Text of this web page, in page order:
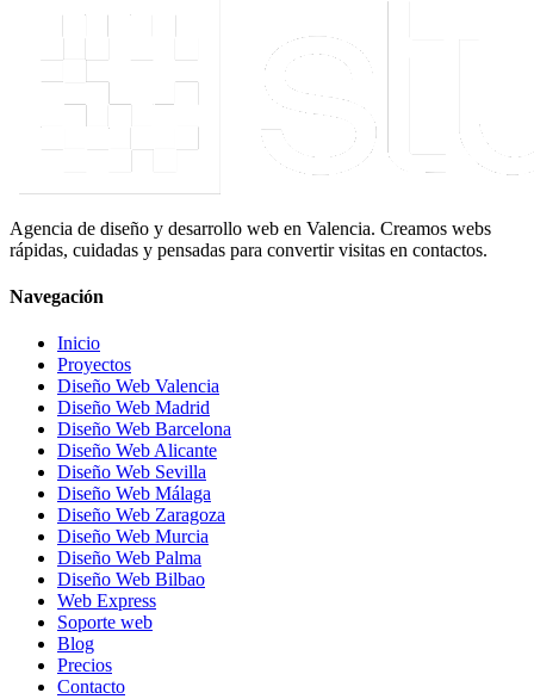
Agencia de diseño y desarrollo web en Valencia. Creamos webs
rápidas, cuidadas y pensadas para convertir visitas en contactos.
Navegación
Inicio
Proyectos
Diseño Web Valencia
Diseño Web Madrid
Diseño Web Barcelona
Diseño Web Alicante
Diseño Web Sevilla
Diseño Web Málaga
Diseño Web Zaragoza
Diseño Web Murcia
Diseño Web Palma
Diseño Web Bilbao
Web Express
Soporte web
Blog
Precios
Contacto